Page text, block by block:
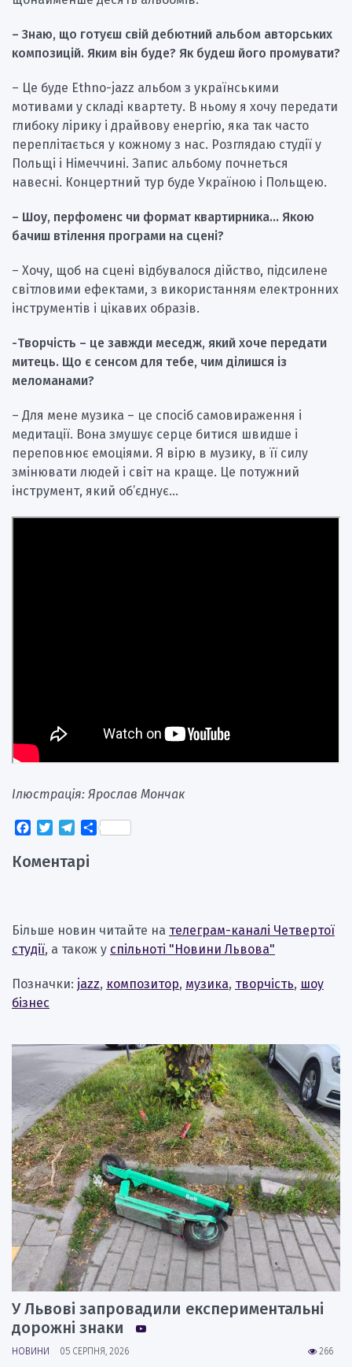
– Знаю, що готуєш свій дебютний альбом авторських
композицій. Яким він буде? Як будеш його промувати?
– Це буде Ethno-jazz альбом з українськими
мотивами у складі квартету. В ньому я хочу передати
глибоку лірику і драйвову енергію, яка так часто
переплітається у кожному з нас. Розглядаю студії у
Польщі і Німеччині. Запис альбому почнеться
навесні. Концертний тур буде Україною і Польщею.
– Шоу, перфоменс чи формат квартирника… Якою
бачиш втілення програми на сцені?
– Хочу, щоб на сцені відбувалося дійство, підсилене
світловими ефектами, з використанням електронних
інструментів і цікавих образів.
-Творчість – це завжди меседж, який хоче передати
митець. Що є сенсом для тебе, чим ділишся із
меломанами?
– Для мене музика – це спосіб самовираження і
медитації. Вона змушує серце битися швидше і
переповнює емоціями. Я вірю в музику, в її силу
змінювати людей і світ на краще. Це потужний
інструмент, який об’єднує…
Ілюстрація: Ярослав Мончак
Facebook
TwitterTelegram
Поділитися
Коментарі
Більше новин читайте на телеграм-каналі Четвертої
студії, а також у спільноті "Новини Львова"
Позначки: jazz, композитор, музика, творчість, шоу
бізнес
У Львові запровадили експериментальні
дорожні знаки
266
НОВИНИ 05 СЕРПНЯ, 2026